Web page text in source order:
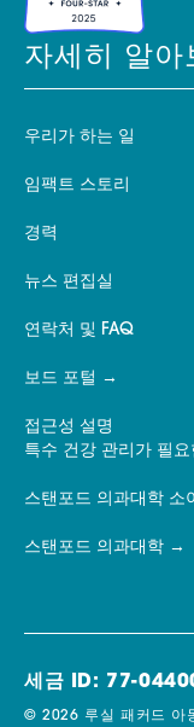
자세히 알아
우리가 하는 일
임팩트 스토리
경력
뉴스 편집실
연락처 및 FAQ
보드 포털
접근성 설명
특수 건강 관리가 필
스탠포드 의과대학 소
스탠포드 의과대학
세금 ID: 77-
© 2026 루실 패커드 아